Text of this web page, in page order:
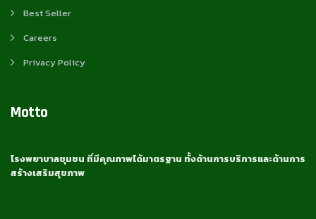
Best Seller
Careers
Privacy Policy
Motto
โรงพยาบาลชุมชน ที่มีคุณภาพได้มาตรฐาน ทั้งด้านการบริการและด้านการ
สร้างเสริมสุขภาพ